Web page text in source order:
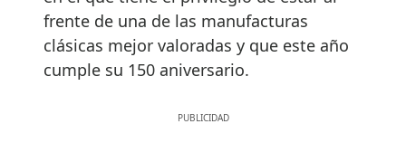
frente de una de las manufacturas
clásicas mejor valoradas y que este año
cumple su 150 aniversario.